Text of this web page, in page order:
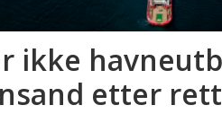
ikke
etter